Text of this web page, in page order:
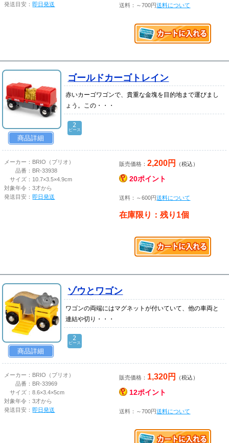
発送目安：即日発送 送料：～700円送料について
商品詳細
ゴールドカーゴトレイン
赤いカーゴワゴンで、貴重な金塊を目的地まで運びまし
ょう。この・・・
2
ピース
メーカー： BRIO（ブリオ）
品番： BR-33938
サイズ： 10.7×3.5×4.9cm
対象年令：3才から
発送目安：即日発送
販売価格：2,200円 （税込）
20ポイント
送料：～600円送料について
在庫限り：残り1個
商品詳細
ゾウとワゴン
ワゴンの両端にはマグネットが付いていて、他の車両と
連結や切り・・・
2
ピース
メーカー： BRIO（ブリオ）
品番： BR-33969
サイズ：8.6×3.4×5cm
対象年令：3才から
発送目安： 即日発送
販売価格： 1,320円 （税込）
12ポイント
送料：～700円送料について